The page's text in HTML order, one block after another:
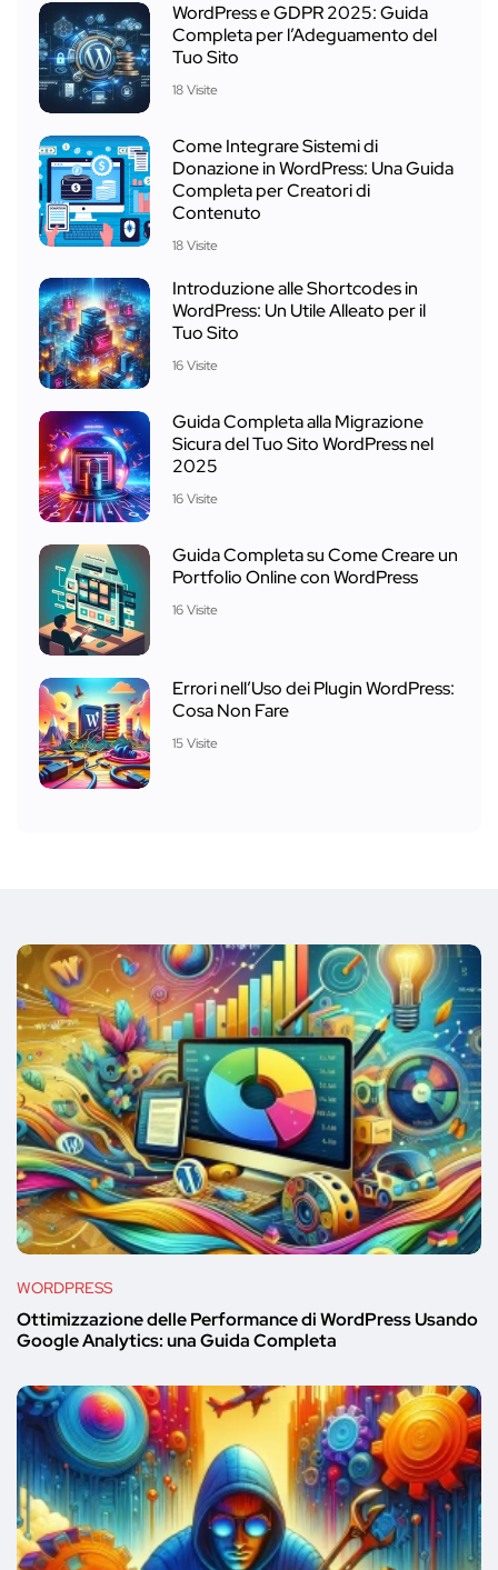
WordPress e GDPR 2025: Guida
Completa per l’Adeguamento del
Tuo Sito
18 Visite
Come Integrare Sistemi di
Donazione in WordPress: Una Guida
Completa per Creatori di
Contenuto
18 Visite
Introduzione alle Shortcodes in
WordPress: Un Utile Alleato per il
Tuo Sito
16 Visite
Guida Completa alla Migrazione
Sicura del Tuo Sito WordPress nel
2025
16 Visite
Guida Completa su Come Creare un
Portfolio Online con WordPress
16 Visite
Errori nell’Uso dei Plugin WordPress:
Cosa Non Fare
15 Visite
WORDPRESS
Ottimizzazione delle Performance di WordPress Usando
Google Analytics: una Guida Completa